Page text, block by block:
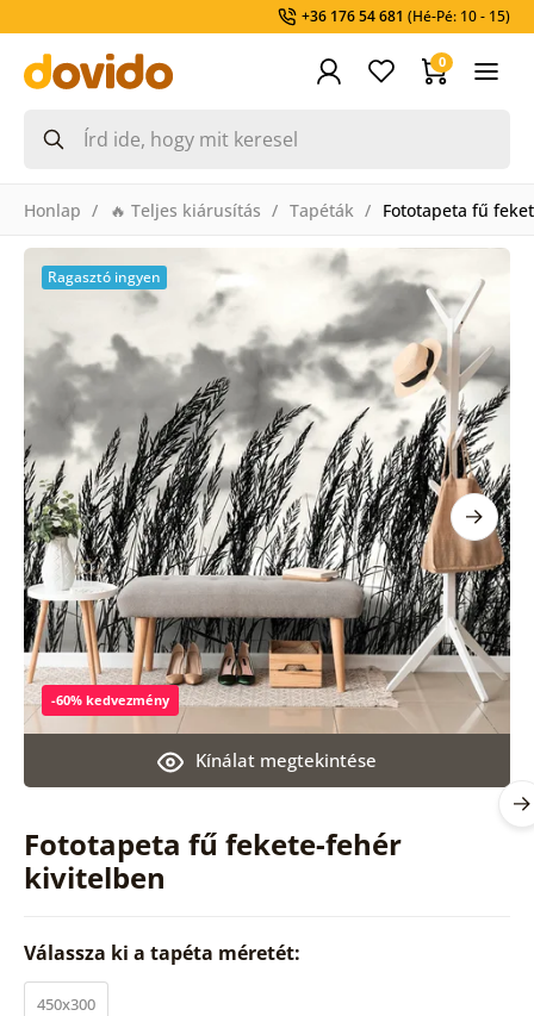
+36 176 54 681 (Hé-Pé: 10 - 15)
0
Honlap 🔥 Teljes kiárusítás Tapéták Fototapeta fű
Fototapeta fű fekete-fehér
kivitelben
Kínálat megtekintése
-60% kedvezmény
Ragasztó ingyen
Válassza ki a tapéta méretét:
450x300